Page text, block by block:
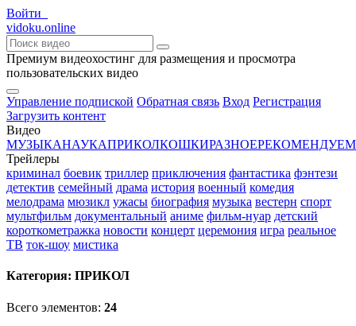
Войти
vidoku.online
Премиум видеохостинг для размещения и просмотра
пользовательских видео
Управление подпиской Обратная связь Вход Регистрация
Загрузить контент
Видео
МУЗЫКАНАУКАПРИКОЛКОШКИРАЗНОЕРЕКОМЕНДУЕМ
Трейлеры
криминал боевик триллер приключения фантастика фэнтези
детектив семейный драма история военный комедия
мелодрама мюзикл ужасы биография музыка вестерн спорт
мультфильм документальный аниме фильм-нуар детский
короткометражка новости концерт церемония игра реальное
ТВ ток-шоу мистика
Категория: ПРИКОЛ
Всего элементов: 24